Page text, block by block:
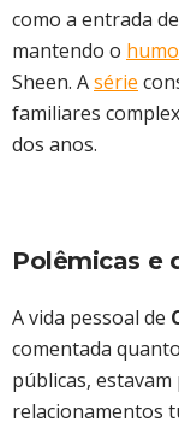
como a entrada
mantendo o
Sheen. Asérie
familiares
dos anos.
Polêmicas e
A vida pessoal de
comentada
públicas,
relacionamentos